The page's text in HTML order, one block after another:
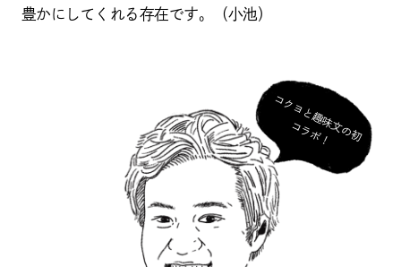
豊かにしてくれる存在です。（小池）
コ
ク
ヨ
と
趣
味
文
の
初
コ
ラ
ボ
！